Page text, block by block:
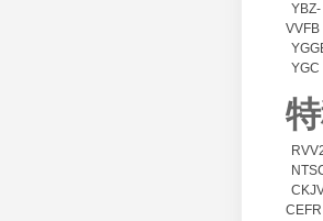
YBZ-
VVFB
YGC
CEFR